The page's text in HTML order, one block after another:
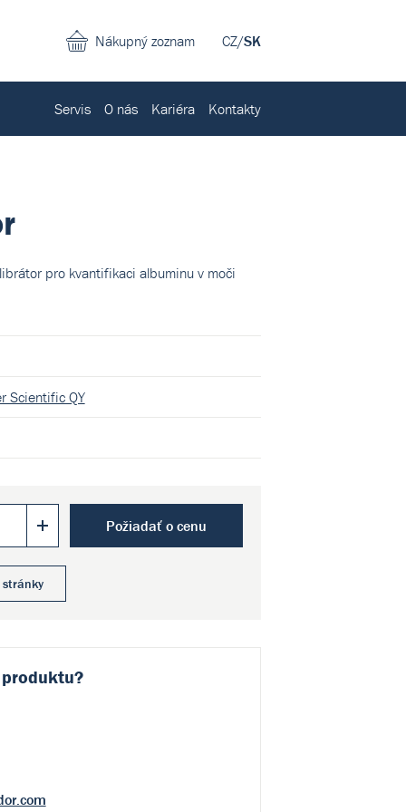
CZ/SK
Nákupný zoznam
Servis O nás Kariéra Kontakty
pro kvantifikaci albuminu v moči
Scientific QY
Požiadať o cenu
stránky